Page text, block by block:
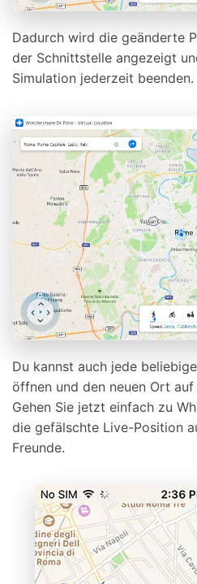
Dadurch wird die geänderte
der Schnittstelle angezeigt
Simulation jederzeit beenden.
Du kannst auch jede
öffnen und den neuen Ort
Gehen Sie jetzt einfach zu
die gefälschte Live-Position
Freunde.